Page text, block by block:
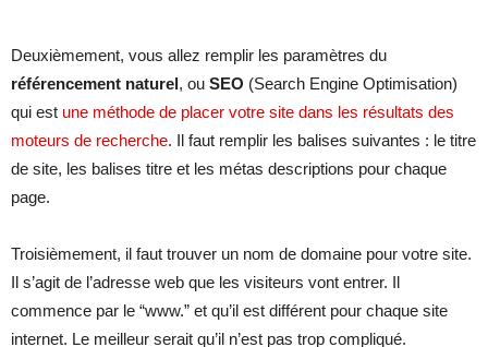
Deuxièmement, vous allez remplir les paramètres du
référencement naturel, ou SEO (Search Engine Optimisation)
qui est une méthode de placer votre site dans les résultats des
moteurs de recherche. Il faut remplir les balises suivantes : le titre
de site, les balises titre et les métas descriptions pour chaque
page.
Troisièmement, il faut trouver un nom de domaine pour votre site.
Il s’agit de l’adresse web que les visiteurs vont entrer. Il
commence par le “www.” et qu’il est différent pour chaque site
internet. Le meilleur serait qu’il n’est pas trop compliqué.